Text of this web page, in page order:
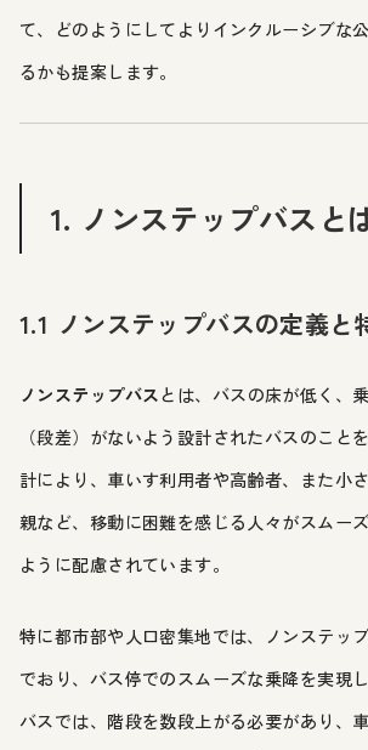
て、どのようにしてよりインクルーシブな
るかも提案します。
1. ノンステップバスと
1.1 ノンステップバスの定義と
ノンステップバスとは、バスの床が低く、
（段差）がないよう設計されたバスのこと
計により、車いす利用者や高齢者、また小
親など、移動に困難を感じる人々がスムー
ように配慮されています。
特に都市部や人口密集地では、ノンステッ
でおり、バス停でのスムーズな乗降を実現
バスでは、階段を数段上がる必要があり、